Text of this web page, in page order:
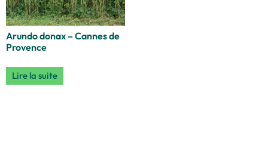
Arundo donax – Cannes de
Provence
Lire la suite